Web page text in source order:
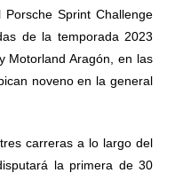
Sprint Challenge
de la temporada 2023
Motorland Aragón, en las
noveno en la general
carreras a lo largo del
la primera de 30